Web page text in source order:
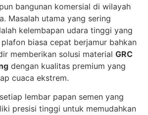
bangunan komersial di wilayah
Masalah utama yang sering
kelembapan udara tinggi yang
biasa cepat berjamur bahkan
memberikan solusi material GRC
dengan kualitas premium yang
cuaca ekstrem.
lembar papan semen yang
presisi tinggi untuk memudahkan